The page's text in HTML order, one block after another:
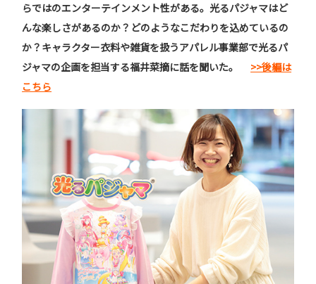
らではのエンターテインメント性がある。光るパジャマはど
んな楽しさがあるのか？どのようなこだわりを込めているの
か？キャラクター衣料や雑貨を扱うアパレル事業部で光るパ
ジャマの企画を担当する福井菜摘に話を聞いた。
>>後編は
こちら